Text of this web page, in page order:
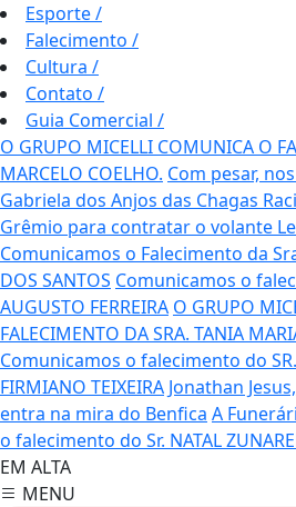
Esporte/
Falecimento /
Cultura /
Contato /
Guia Comercial /
O GRUPO MICELLI COMUNICA O
MARCELO COELHO. Com pesar,
Gabriela dos Anjos das Chagas
Grêmio para contratar o volante
Comunicamos o Falecimento da
DOS SANTOS Comunicamos o
AUGUSTO FERREIRA O GRUPO
FALECIMENTO DA SRA. TANIA
Comunicamos o falecimento do SR.
FIRMIANO TEIXEIRA Jonathan
entra na mira do Benfica A
o falecimento do Sr. NATAL
EM ALTA
MENU